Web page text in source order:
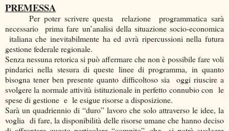
PREMESSA
Per poter scrivere questa relazione programmatica sarà
necessario prima fare un’analisi della situazione socio-economica
italiana che inevitabilmente ha ed avrà ripercussioni nella futura
gestione federale regionale.
Senza nessuna retorica si può affermare che non è possibile fare voli
pindarici nella stesura di queste linee di programma, in quanto
bisogna tener ben presente quanto difficoltoso sia oggi riuscire a
svolgere la normale attività istituzionale in perfetto connubio con le
spese di gestione e le esigue risorse a disposizione.
Sarà un quadriennio di “duro” lavoro che solo attraverso le idee, la
voglia di fare, la disponibilità delle risorse umane che hanno deciso